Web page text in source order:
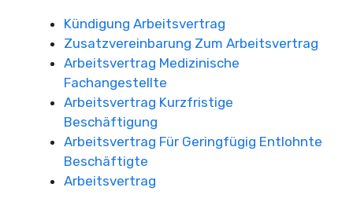
Kündigung Arbeitsvertrag
Zusatzvereinbarung Zum Arbeitsvertrag
Arbeitsvertrag Medizinische
Fachangestellte
Arbeitsvertrag Kurzfristige
Beschäftigung
Arbeitsvertrag Für Geringfügig Entlohnte
Beschäftigte
Arbeitsvertrag